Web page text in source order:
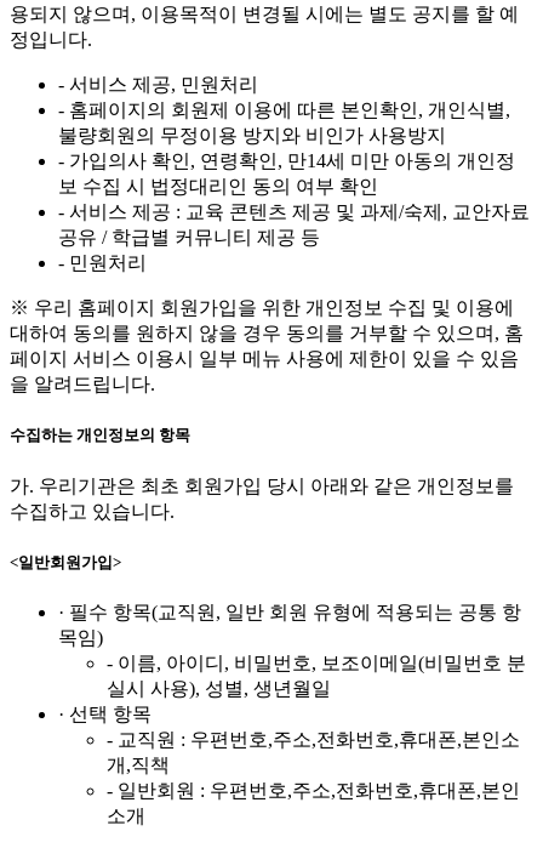
용되지 않으며, 이용목적이 변경될 시에는 별도 공지를 할 예
정입니다.
- 서비스 제공, 민원처리
- 홈페이지의 회원제 이용에 따른 본인확인, 개인식별,
불량회원의 무정이용 방지와 비인가 사용방지
- 가입의사 확인, 연령확인, 만14세 미만 아동의 개인정
보 수집 시 법정대리인 동의 여부 확인
- 서비스 제공 : 교육 콘텐츠 제공 및 과제/숙제, 교안자료
공유 / 학급별 커뮤니티 제공 등
- 민원처리
※ 우리 홈페이지 회원가입을 위한 개인정보 수집 및 이용에
대하여 동의를 원하지 않을 경우 동의를 거부할 수 있으며, 홈
페이지 서비스 이용시 일부 메뉴 사용에 제한이 있을 수 있음
을 알려드립니다.
수집하는 개인정보의 항목
가. 우리기관은 최초 회원가입 당시 아래와 같은 개인정보를
수집하고 있습니다.
<일반회원가입>
· 필수 항목(교직원, 일반 회원 유형에 적용되는 공통 항
목임)
- 이름, 아이디, 비밀번호, 보조이메일(비밀번호 분
실시 사용), 성별, 생년월일
· 선택 항목
- 교직원 : 우편번호,주소,전화번호,휴대폰,본인소
개,직책
- 일반회원 : 우편번호,주소,전화번호,휴대폰,본인
소개